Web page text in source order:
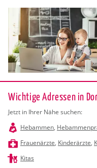
Wichtige Adressen in
Jetzt in Ihrer Nähe suchen:
Hebammen,
Frauenärzte, Kinderärzte,
Kitas